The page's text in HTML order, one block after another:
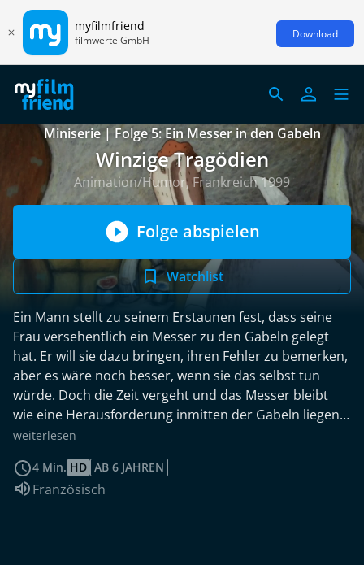
myfilmfriend
filmwerte GmbH Download
Miniserie | Folge 5: Ein Messer in den Gabeln
Winzige Tragödien
Animation/Humor, Frankreich 1999
Folge abspielen
Watchlist
Ein Mann stellt zu seinem Erstaunen fest, dass seine
Frau versehentlich ein Messer zu den Gabeln gelegt
hat. Er will sie dazu bringen, ihren Fehler zu bemerken,
aber es wäre noch besser, wenn sie das selbst tun
würde. Doch die Zeit vergeht und das Messer bleibt
wie eine Herausforderung inmitten der Gabeln liegen.
Vielleicht hat sie es absichtlich getan?
weiterlesen
4 Min. HD AB 6 JAHREN
Sprache:
Französisch